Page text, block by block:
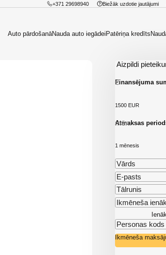
+371 29698940 Biežāk uzdotie jautājumi
Auto pārdošanāNauda auto iegādeiPatēriņa kredīts
Aizpildi
Finansējuma
€
1500 EUR
Atmaksas
mēn.
1 mēnesis
Ikmēneša